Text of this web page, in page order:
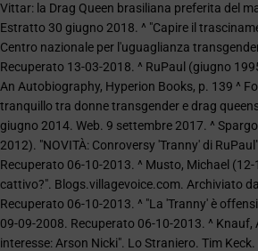
Vittar: la Drag Queen brasiliana preferita del
Estratto 30 giugno 2018. ^ "Capire il
Centro nazionale per l'uguaglianza
Recuperato 13-03-2018. ^ RuPaul (giugno
An Autobiography, Hyperion Books, p. 139 ^
tranquillo tra donne transgender e drag
giugno 2014. Web. 9 settembre 2017. ^
2012). "NOVITÀ: Conroversy 'Tranny' di
Recuperato 06-10-2013. ^ Musto, Michael (12-
cattivo?". Blogs.villagevoice.com. Archiviato
Recuperato 06-10-2013. ^ "La 'Tranny' è
09-09-2008. Recuperato 06-10-2013. ^ Knauf,
interesse: Arson Nicki". Lo Straniero. Tim